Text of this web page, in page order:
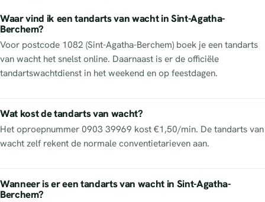
Waar vind ik een tandarts van wacht in Sint-Agatha-
Berchem?
Voor postcode 1082 (Sint-Agatha-Berchem) boek je een tandarts
van wacht het snelst online. Daarnaast is er de officiële
tandartswachtdienst in het weekend en op feestdagen.
Wat kost de tandarts van wacht?
Het oproepnummer 0903 39969 kost €1,50/min. De tandarts van
wacht zelf rekent de normale conventietarieven aan.
Wanneer is er een tandarts van wacht in Sint-Agatha-
Berchem?